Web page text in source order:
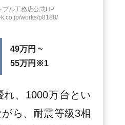
プル工務店公式HP
works/p8188/
49万円 ~
55万円 ※1
れ、1000万台とい
ら、耐震等級3相